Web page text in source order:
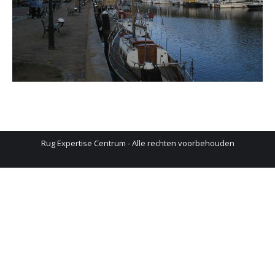
Rug Expertise Centrum - Alle rechten voorbehouden